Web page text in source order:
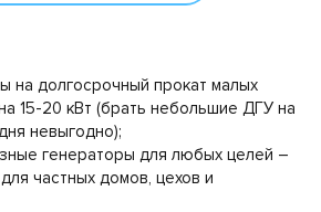
на долгосрочный прокат малых
15-20 кВт (брать небольшие ДГУ на
невыгодно);
генераторы для любых целей –
частных домов, цехов и